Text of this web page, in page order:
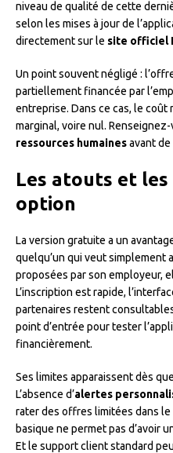
niveau de qualité de cette
selon les mises à jour de
directement sur le site officiel
Un point souvent négligé :
partiellement financée par
entreprise. Dans ce cas, le
marginal, voire nul.
ressources humainesavant
Les atouts et
option
La version gratuite a un
quelqu’un qui veut simplement
proposées par son employeur,
L’inscription est rapide,
partenaires restent
point d’entrée pour tester
financièrement.
Ses limites apparaissent dès
L’absence d’alertes
rater des offres limitées dans le
basique ne permet pas d’avoir
Et le support client standard